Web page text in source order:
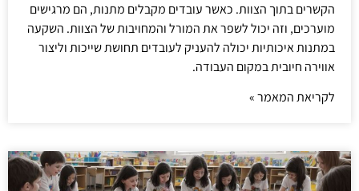
הקשרים בתוך הצוות. כאשר עובדים מקבלים מתנות, הם מרגישים
מוערכים, וזה יכול לשפר את המורל והמחויבות של הצוות. השקעה
במתנות איכותיות יכולה להעניק לעובדים תחושת שייכות וליצור
אווירה חיובית במקום העבודה.
לקריאת המאמר »